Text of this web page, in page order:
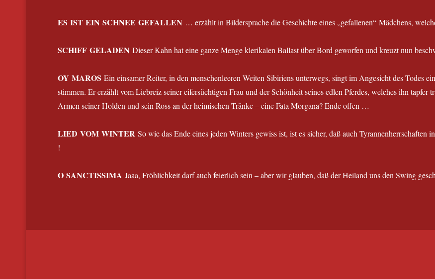
ES IST EIN SCHNEE GEFALLEN … erzählt in Bildersprache die Geschichte eines „gefallenen“ Mädchens,
SCHIFF GELADEN Dieser Kahn hat eine ganze Menge klerikalen Ballast über Bord geworfen und kreuzt nun
OY MAROS Ein einsamer Reiter, in den menschenleeren Weiten Sibiriens unterwegs, singt im Angesicht des Todes
stimmen. Er erzählt vom Liebreiz seiner eifersüchtigen Frau und der Schönheit seines edlen Pferdes, welches ihn
Armen seiner Holden und sein Ross an der heimischen Tränke – eine Fata Morgana? Ende offen …
LIED VOM WINTER So wie das Ende eines jeden Winters gewiss ist, ist es sicher, daß auch Tyrannenherrschaften
!
O SANCTISSIMA Jaaa, Fröhlichkeit darf auch feierlich sein – aber wir glauben, daß der Heiland uns den Swing